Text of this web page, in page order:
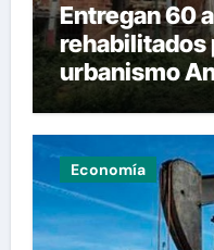
Entregan 60
rehabilitados
urbanismo
Guaira
Economía